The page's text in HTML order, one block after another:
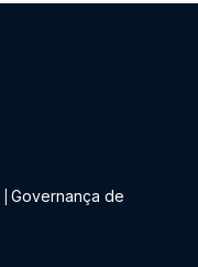
Governança de